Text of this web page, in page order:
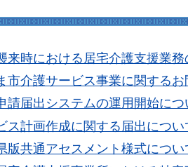
来時における居宅介護支援業
市介護サービス事業に関する
請届出システムの運用開始につ
ス計画作成に関する届出につい
版共通アセスメント様式につい